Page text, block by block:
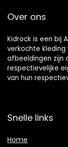
Over ons
Kidrock is een bij
verkochte
afbeeldingen zijn
respectievelijke
van hun
Snelle links
Home